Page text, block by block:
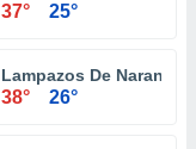
37° 25°
Lampazos De Naranjo
38° 26°